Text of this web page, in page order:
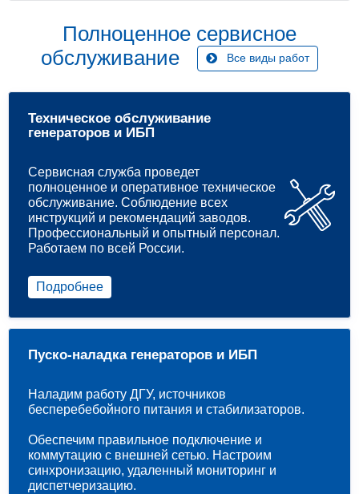
Полноценное сервисное
обслуживание
Все виды работ
Техническое обслуживание
генераторов и ИБП
Сервисная служба проведет
полноценное и оперативное техническое
обслуживание. Соблюдение всех
инструкций и рекомендаций заводов.
Профессиональный и опытный персонал.
Работаем по всей России.
Подробнее
Пуско-наладка генераторов и ИБП
Наладим работу ДГУ, источников
бесперебебойного питания и стабилизаторов.
Обеспечим правильное подключение и
коммутацию с внешней сетью. Настроим
синхронизацию, удаленный мониторинг и
диспетчеризацию.